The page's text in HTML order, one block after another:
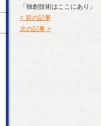
「独創技術はここにあり」
< 前の記事
次の記事 >